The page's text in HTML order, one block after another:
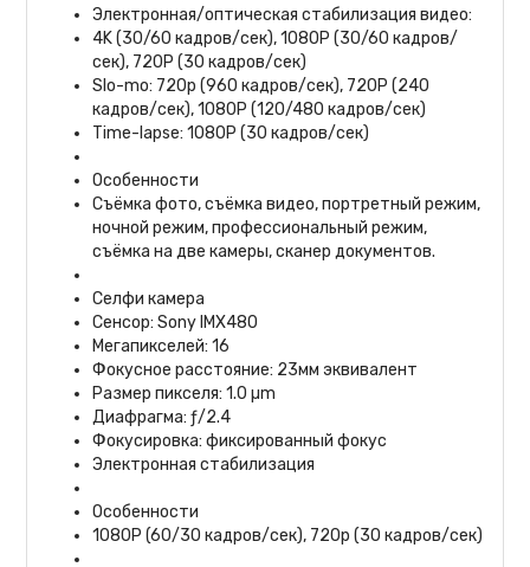
Электронная/оптическая стабилизация видео:
4K (30/60 кадров/сек), 1080P (30/60 кадров/
сек), 720P (30 кадров/сек)
Slo-mo: 720p (960 кадров/сек), 720P (240
кадров/сек), 1080P (120/480 кадров/сек)
Time-lapse: 1080P (30 кадров/сек)
Особенности
Съёмка фото, съёмка видео, портретный режим,
ночной режим, профессиональный режим,
съёмка на две камеры, сканер документов.
Селфи камера
Сенсор: Sony IMX480
Мегапикселей: 16
Фокусное расстояние: 23мм эквивалент
Размер пикселя: 1.0 µm
Диафрагма: ƒ/2.4
Фокусировка: фиксированный фокус
Электронная стабилизация
Особенности
1080P (60/30 кадров/сек), 720p (30 кадров/сек)